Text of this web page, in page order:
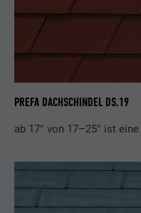
PREFA DACHSCHINDEL DS.19
ab 17° von 17–25° ist